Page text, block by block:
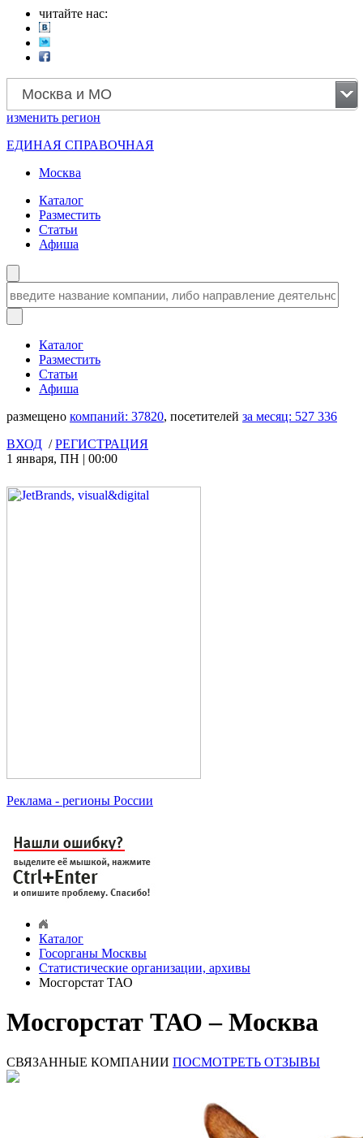
читайте нас:
Москва и МО
изменить регион
ЕДИНАЯ СПРАВОЧНАЯ
Москва
Каталог
Разместить
Статьи
Афиша
Каталог
Разместить
Статьи
Афиша
размещено компаний: 37820, посетителей за месяц: 527 336
ВХОД /РЕГИСТРАЦИЯ
1 января, ПН | 00:00
Реклама - регионы России
Каталог
Госорганы Москвы
Статистические организации, архивы
Мосгорстат ТАО
Мосгорстат ТАО – Москва
СВЯЗАННЫЕ КОМПАНИИ ПОСМОТРЕТЬ ОТЗЫВЫ